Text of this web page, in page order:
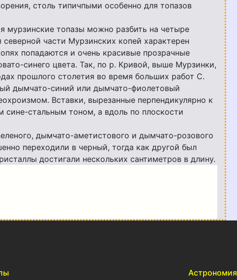
столь типичпыми особенно для топазов
мурзинские топазы можно разбить на четыре
части Мурзинских копей характерен
попадаются и очень красивые прозрачные
синего цвета. Так, по р. Кривой, выше Мурзинки,
прошлого столетия во время больших работ С.
дымчато-синий или дымчато-фиолетовый
Вставки, вырезанные перпендикулярно к
сине-стальным тоном, а вдоль по плоскости
дымчато-аметистового и дымчато-розового
переходили в черный, тогда как другой был
достигали нескольких сантиметров в длину.
Астрономия